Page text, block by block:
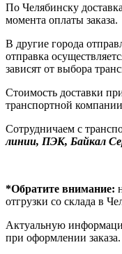
По Челябинску
момента оплаты заказа.
В другие города
отправка
зависят от выбора
Стоимость доставки
транспортной
Сотрудничаем с
линии, ПЭК, Байкал
*Обратите внимание:
отгрузки со склада в
Актуальную
при оформлении заказа.